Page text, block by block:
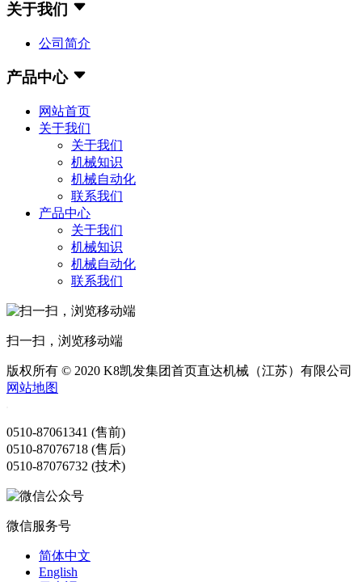
关于我们
公司简介
产品中心
网站首页
关于我们
关于我们
机械知识
机械自动化
联系我们
产品中心
关于我们
机械知识
机械自动化
联系我们
扫一扫，浏览移动端
版权所有 © 2020 K8凯发集团首页直达机械（江苏）有限公司
网站地图
0510-87061341 (售前)
0510-87076718 (售后)
0510-87076732 (技术)
微信服务号
简体中文
English